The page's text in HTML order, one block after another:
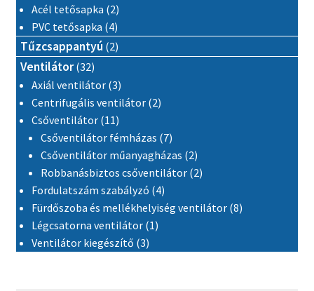
Acél tetősapka 22 termék
PVC tetősapka 44 termék
Tűzcsappantyú 22 termék
Ventilátor 3232 termék
Axiál ventilátor 33 termék
Centrifugális ventilátor 22 termék
Csőventilátor 1111 termék
Csőventilátor fémházas 77 termék
Csőventilátor műanyagházas 22 termék
Robbanásbiztos csőventilátor 22 termék
Fordulatszám szabályzó 44 termék
Fürdőszoba és mellékhelyiség ventilátor 88 termék
Légcsatorna ventilátor 11 termék
Ventilátor kiegészítő 33 termék